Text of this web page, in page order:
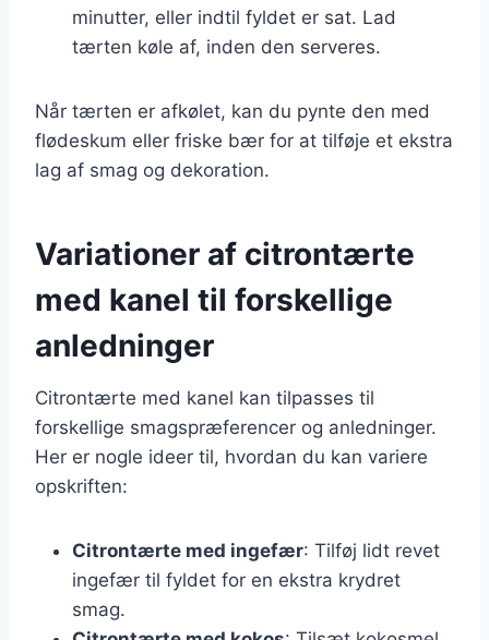
minutter, eller indtil fyldet er sat. Lad
tærten køle af, inden den serveres.
Når tærten er afkølet, kan du pynte den med
flødeskum eller friske bær for at tilføje et ekstra
lag af smag og dekoration.
Variationer af citrontærte
med kanel til forskellige
anledninger
Citrontærte med kanel kan tilpasses til
forskellige smagspræferencer og anledninger.
Her er nogle ideer til, hvordan du kan variere
opskriften:
Citrontærte med ingefær: Tilføj lidt revet
ingefær til fyldet for en ekstra krydret
smag.